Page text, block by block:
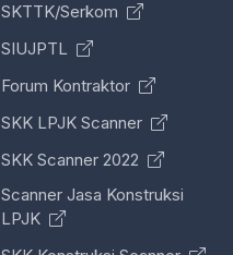
SKTTK/Serkom
SIUJPTL
Forum Kontraktor
SKK LPJK Scanner
SKK Scanner 2022
Scanner Jasa Konstruksi
LPJK